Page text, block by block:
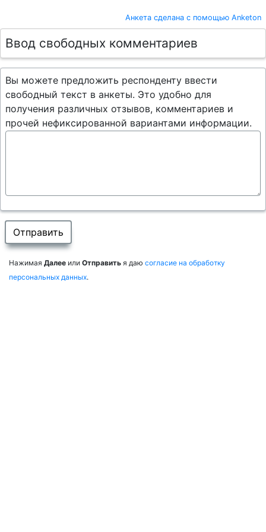
Анкета сделана с помощью Anketon
Ввод свободных комментариев
Вы можете предложить респонденту ввести
свободный текст в анкеты. Это удобно для
получения различных отзывов, комментариев и
прочей нефиксированной вариантами информации.
Нажимая Далее или Отправить я даю согласие на обработку
персональных данных.